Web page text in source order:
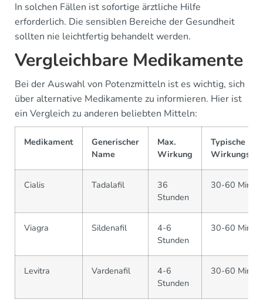
In solchen Fällen ist sofortige ärztliche Hilfe
erforderlich. Die sensiblen Bereiche der Gesundheit
sollten nie leichtfertig behandelt werden.
Vergleichbare Medikamente
Bei der Auswahl von Potenzmitteln ist es wichtig, sich
über alternative Medikamente zu informieren. Hier ist
ein Vergleich zu anderen beliebten Mitteln:
Medikament
Generischer
Name
Max.
Wirkung
Typische
Cialis Tadalafil
36
Stunden
30-60
Viagra Sildenafil
4-6
Stunden
30-60
Levitra Vardenafil
4-6
Stunden
30-60